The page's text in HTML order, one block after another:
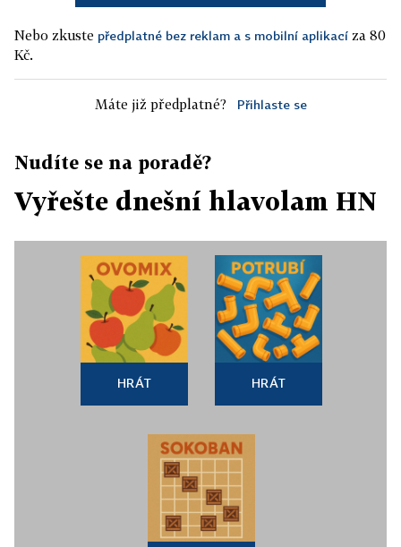
Nebo zkuste předplatné bez reklam a s mobilní aplikací za 80
Kč.
Máte již předplatné? Přihlaste se
Nudíte se na poradě?
Vyřešte dnešní hlavolam HN
HRÁT HRÁT